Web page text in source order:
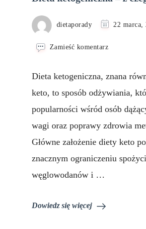
dietaporady 22 marca,
Zamieść komentarzwe
czego
składa?
Dieta ketogeniczna, znana
keto, to sposób odżywiania,
popularności wśród osób
wagi oraz poprawy zdrowia
Główne założenie diety keto
znacznym ograniczeniu
węglowodanów i …
Dowiedz się więcej